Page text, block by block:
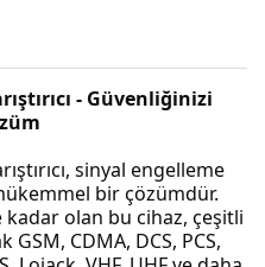
- Güvenliğinizi
sinyal engelleme
bir çözümdür.
kadar olan bu cihaz, çeşitli
CDMA, DCS, PCS,